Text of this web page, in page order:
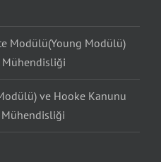
Modülü(Young Modülü)
Mühendisliği
ve Hooke Kanunu
Mühendisliği